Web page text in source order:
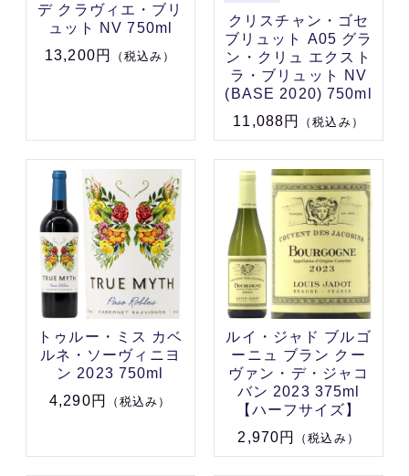
デ クラヴィエ・ブリ
ュット NV 750ml
13,200円
（税込み）
クリスチャン・ゴセ
ブリュット A05 グラ
ン・クリュ エクスト
ラ・ブリュット NV
(BASE 2020) 750ml
11,088円
（税込み）
トゥルー・ミス カベ
ルネ・ソーヴィニヨ
ン 2023 750ml
4,290円
（税込み）
ルイ・ジャド ブルゴ
ーニュ ブラン クー
ヴァン・デ・ジャコ
バン 2023 375ml
【ハーフサイズ】
2,970円
（税込み）